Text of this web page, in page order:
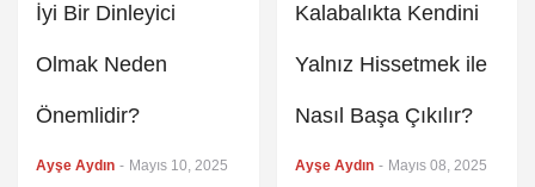
İyi Bir Dinleyici
Olmak Neden
Önemlidir?
Ayşe Aydın - Mayıs 10, 2025
Kalabalıkta Kendini
Yalnız Hissetmek ile
Nasıl Başa Çıkılır?
Ayşe Aydın - Mayıs 08, 2025